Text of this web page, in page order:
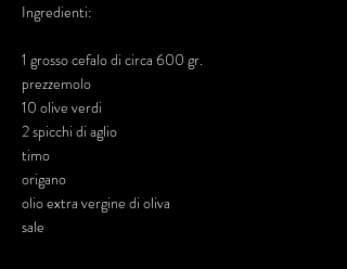
Ingredienti:
1 grosso cefalo di circa 600 gr.
prezzemolo
10 olive verdi
2 spicchi di aglio
timo
origano
olio extra vergine di oliva
sale